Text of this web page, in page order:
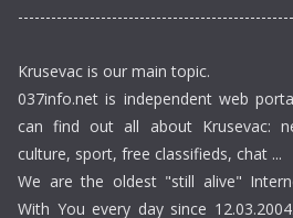
Krusevac is our main topic.
037info.net is independent web
can find out all about Krusevac:
culture, sport, free classifieds, chat ...
We are the oldest "still alive"
With You every day since 12.03.2004.